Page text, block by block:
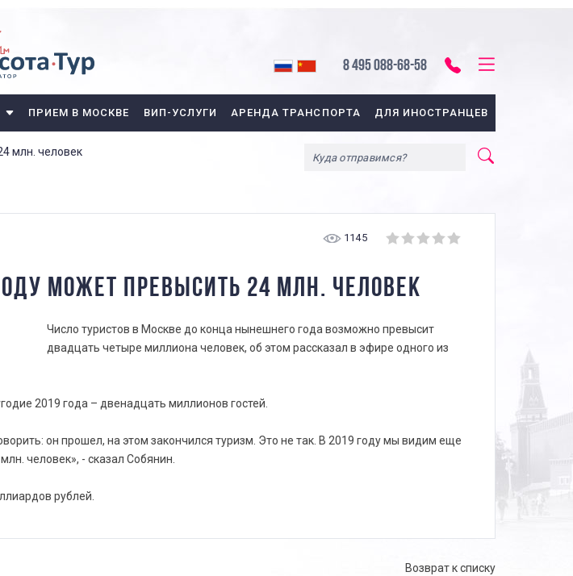
8 495 088-68-58
ПРИЕМ В МОСКВЕ ВИП-УСЛУГИ АРЕНДА ТРАНСПОРТА ДЛЯ ИНОСТРАНЦЕВ
млн. человек
1145
МОЖЕТ ПРЕВЫСИТЬ 24 МЛН. ЧЕЛОВЕК
Число туристов в Москве до конца нынешнего года возможно превысит
двадцать четыре миллиона человек, об этом рассказал в эфире одного из
2019 года – двенадцать миллионов гостей.
он прошел, на этом закончился туризм. Это не так. В 2019 году мы видим еще
человек», - сказал Собянин.
рублей.
Возврат к списку